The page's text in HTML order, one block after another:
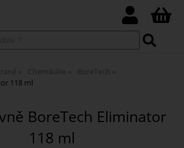
Chemikálie
BoreTech
118 ml
BoreTech Eliminator
118 ml